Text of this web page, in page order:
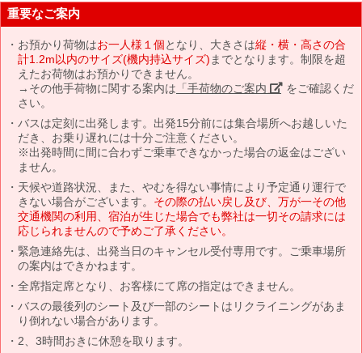
重要なご案内
お預かり荷物はお一人様１個となり、大きさは縦・横・高さの合
計1.2m以内のサイズ(機内持込サイズ) までとなります。制限を超
えたお荷物はお預かりできません。
→その他手荷物に関する案内は 「手荷物のご案内」 をご確認くだ
さい。
バスは定刻に出発します。出発15分前には集合場所へお越しいた
だき、お乗り遅れには十分ご注意ください。
※出発時間に間に合わずご乗車できなかった場合の返金はござい
ません。
天候や道路状況、また、やむを得ない事情により予定通り運行で
きない場合がございます。 その際の払い戻し及び、万が一その他
交通機関の利用、宿泊が生じた場合でも弊社は一切その請求には
応じられませんので予めご了承ください。
緊急連絡先は、出発当日のキャンセル受付専用です。ご乗車場所
の案内はできかねます。
全席指定席となり、お客様にて席の指定はできません。
バスの最後列のシート及び一部のシートはリクライニングがあま
り倒れない場合があります。
2、3時間おきに休憩を取ります。